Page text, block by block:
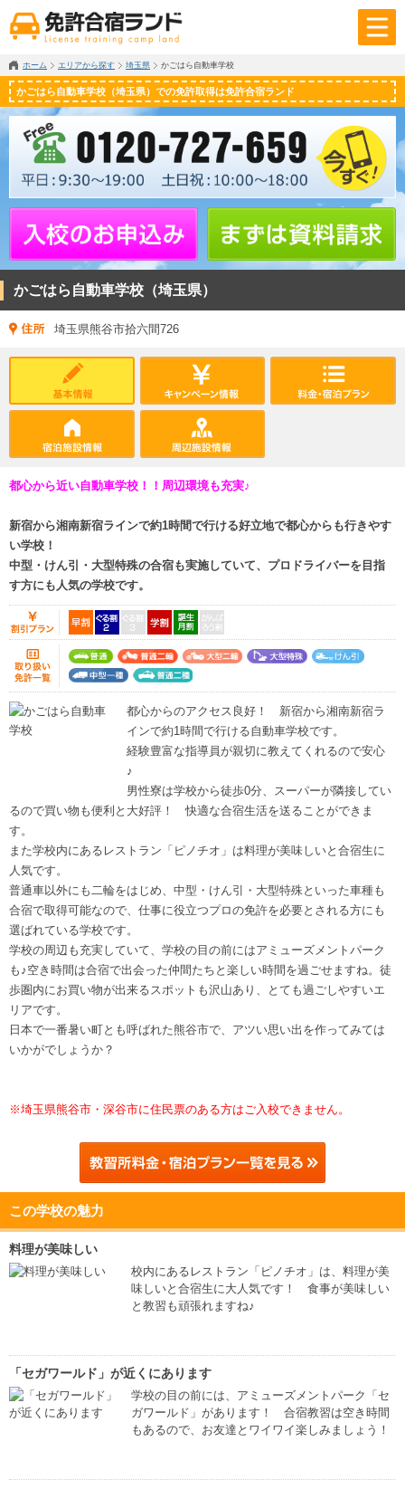
ホーム エリアから探す 埼玉県 かごはら自動車学校
かごはら自動車学校（埼玉県）での免許取得は免許合宿ランド
かごはら自動車学校（埼玉県）
埼玉県熊谷市拾六間726
都心から近い自動車学校！！周辺環境も充実♪
新宿から湘南新宿ラインで約1時間で行ける好立地で都心からも行きやす
い学校！
中型・けん引・大型特殊の合宿も実施していて、プロドライバーを目指
す方にも人気の学校です。
都心からのアクセス良好！ 新宿から湘南新宿ラ
インで約1時間で行ける自動車学校です。
経験豊富な指導員が親切に教えてくれるので安心
♪
男性寮は学校から徒歩0分、スーパーが隣接してい
るので買い物も便利と大好評！ 快適な合宿生活を送ることができま
す。
また学校内にあるレストラン「ピノチオ」は料理が美味しいと合宿生に
人気です。
普通車以外にも二輪をはじめ、中型・けん引・大型特殊といった車種も
合宿で取得可能なので、仕事に役立つプロの免許を必要とされる方にも
選ばれている学校です。
学校の周辺も充実していて、学校の目の前にはアミューズメントパーク
も♪空き時間は合宿で出会った仲間たちと楽しい時間を過ごせますね。徒
歩圏内にお買い物が出来るスポットも沢山あり、とても過ごしやすいエ
リアです。
日本で一番暑い町とも呼ばれた熊谷市で、アツい思い出を作ってみては
いかがでしょうか？
※埼玉県熊谷市・深谷市に住民票のある方はご入校できません。
この学校の魅力
料理が美味しい
校内にあるレストラン「ピノチオ」は、料理が美
味しいと合宿生に大人気です！ 食事が美味しい
と教習も頑張れますね♪
「セガワールド」が近くにあります
学校の目の前には、アミューズメントパーク「セ
ガワールド」があります！ 合宿教習は空き時間
もあるので、お友達とワイワイ楽しみましょう！